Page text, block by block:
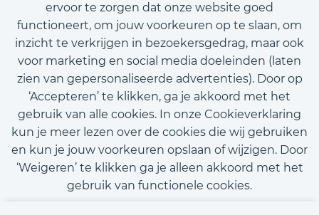
ervoor te zorgen dat onze website goed
functioneert, om jouw voorkeuren op te slaan, om
inzicht te verkrijgen in bezoekersgedrag, maar ook
voor marketing en social media doeleinden (laten
zien van gepersonaliseerde advertenties). Door op
‘Accepteren’ te klikken, ga je akkoord met het
gebruik van alle cookies. In onze Cookieverklaring
kun je meer lezen over de cookies die wij gebruiken
en kun je jouw voorkeuren opslaan of wijzigen. Door
‘Weigeren’ te klikken ga je alleen akkoord met het
gebruik van functionele cookies.
Bekijk vacature
Call-to-action bij meer vacatures